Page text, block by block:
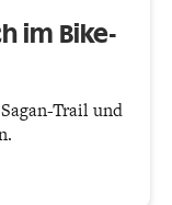
im Bike-
Trail und